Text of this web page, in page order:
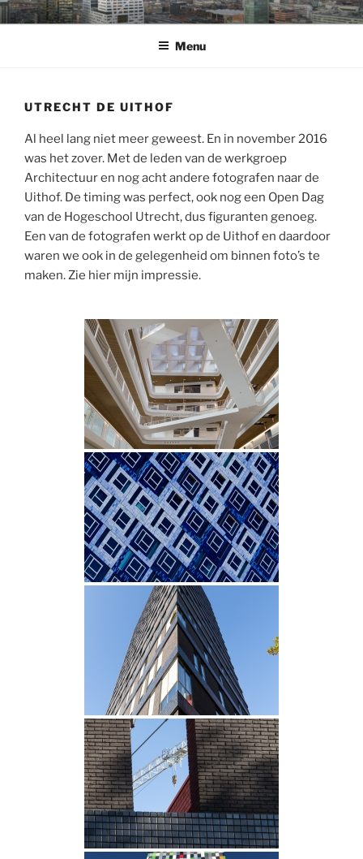
Ga
naarWELKOM
op de fotowebsite van Bart Sanders
Menu
UTRECHT DE UITHOF
Al heel lang niet meer geweest. En in november 2016
was het zover. Met de leden van de werkgroep
Architectuur en nog acht andere fotografen naar de
Uithof. De timing was perfect, ook nog een Open Dag
van de Hogeschool Utrecht, dus figuranten genoeg.
Een van de fotografen werkt op de Uithof en daardoor
waren we ook in de gelegenheid om binnen foto’s te
maken. Zie hier mijn impressie.